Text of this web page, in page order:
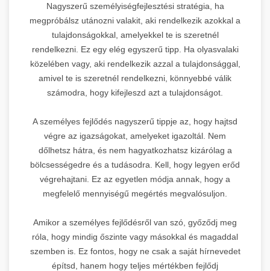
Nagyszerű személyiségfejlesztési stratégia, ha
megpróbálsz utánozni valakit, aki rendelkezik azokkal a
tulajdonságokkal, amelyekkel te is szeretnél
rendelkezni. Ez egy elég egyszerű tipp. Ha olyasvalaki
közelében vagy, aki rendelkezik azzal a tulajdonsággal,
amivel te is szeretnél rendelkezni, könnyebbé válik
számodra, hogy kifejleszd azt a tulajdonságot.
A személyes fejlődés nagyszerű tippje az, hogy hajtsd
végre az igazságokat, amelyeket igazoltál. Nem
dőlhetsz hátra, és nem hagyatkozhatsz kizárólag a
bölcsességedre és a tudásodra. Kell, hogy legyen erőd
végrehajtani. Ez az egyetlen módja annak, hogy a
megfelelő mennyiségű megértés megvalósuljon.
Amikor a személyes fejlődésről van szó, győződj meg
róla, hogy mindig őszinte vagy másokkal és magaddal
szemben is. Ez fontos, hogy ne csak a saját hírnevedet
építsd, hanem hogy teljes mértékben fejlődj